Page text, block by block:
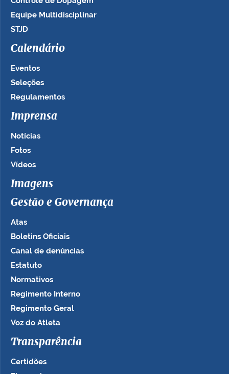
Equipe Multidisciplinar
STJD
Calendário
Eventos
Seleções
Regulamentos
Imprensa
Notícias
Fotos
Vídeos
Imagens
Gestão e Governança
Atas
Boletins Oficiais
Canal de denúncias
Estatuto
Normativos
Regimento Interno
Regimento Geral
Voz do Atleta
Transparência
Certidões